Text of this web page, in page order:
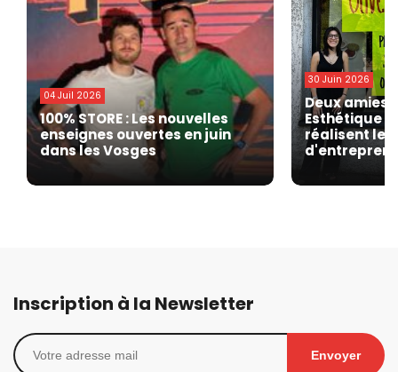
04 Juil 2026
100% STORE : Les nouvelles
enseignes ouvertes en juin
dans les Vosges
30 Juin 2026
Deux amies
Esthétique »
réalisent
Inscription à la Newsletter
Envoyer